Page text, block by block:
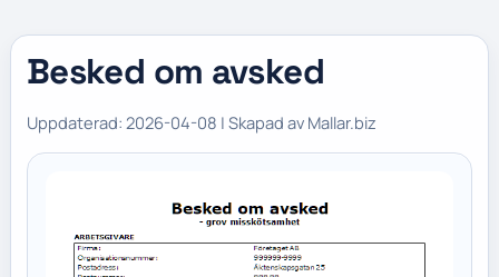
Besked om avsked
Uppdaterad: 2026-04-08 | Skapad av Mallar.biz